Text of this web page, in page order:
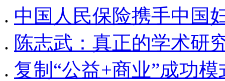
. 中国人民保险携手中国
. 陈志武：真正的学术研
. 复制“公益+商业”成功